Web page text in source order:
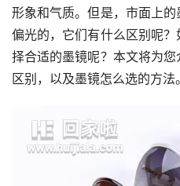
形象和气质。但是，市面上
偏光的，它们有什么区别呢
择合适的墨镜呢？本文将为
区别，以及墨镜怎么选的方法。